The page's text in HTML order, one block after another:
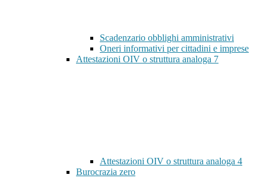
Scadenzario obblighi amministrativi
Oneri informativi per cittadini e imprese
Attestazioni OIV o struttura analoga 7
Attestazioni OIV o struttura analoga 4
Burocrazia zero